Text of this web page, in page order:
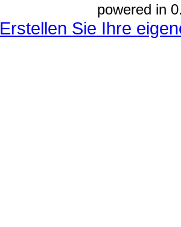
powered in
Erstellen Sie Ihre